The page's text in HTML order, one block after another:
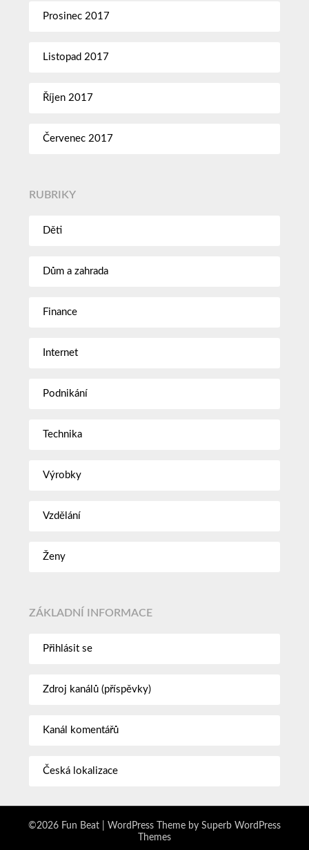
Prosinec 2017
Listopad 2017
Říjen 2017
Červenec 2017
RUBRIKY
Děti
Dům a zahrada
Finance
Internet
Podnikání
Technika
Výrobky
Vzdělání
Ženy
ZÁKLADNÍ INFORMACE
Přihlásit se
Zdroj kanálů (příspěvky)
Kanál komentářů
Česká lokalizace
©2026 Fun Beat | WordPress Theme by Superb WordPress
Themes